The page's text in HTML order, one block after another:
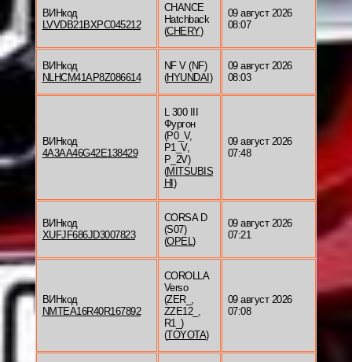
ВИНкод
LVVDB21BXPC045212
CHANCE
Hatchback
(CHERY)
09 август 2026
08:07
ВИНкод
NLHCM41AP8Z086614
NF V (NF)
(HYUNDAI)
09 август 2026
08:03
ВИНкод
4A3AA46G42E138429
L 300 III
Фургон
(P0_V,
P1_V,
P_2V)
(MITSUBIS
HI)
09 август 2026
07:48
ВИНкод
XUFJF686JD3007823
CORSA D
(S07)
(OPEL )
09 август 2026
07:21
ВИНкод
NMTEA16R40R167892
COROLLA
Verso
(ZER_,
ZZE12_,
R1_)
(TOYOTA)
09 август 2026
07:08